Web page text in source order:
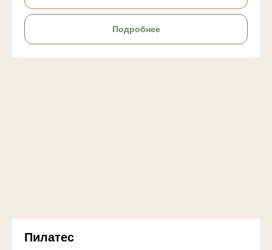
Подробнее
Пилатес
Оставьте заявку на
занятия Aerial Yoga